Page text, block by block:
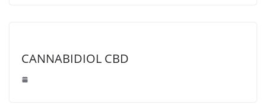
CANNABIDIOL CBD